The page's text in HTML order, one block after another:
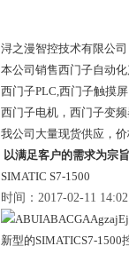
浔之漫智控技术有限公
本公司销售西门子自动
西门子PLC,西门子触摸
西门子电机，西门子变
我公司大量现货供应，
以满足客户的需求为宗
SIMATIC S7-1500
时间：2017-02-11
新型的SIMATICS7-